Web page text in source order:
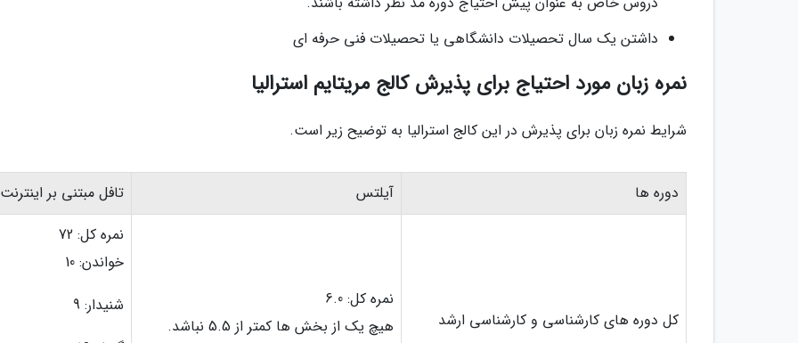
داشتن یک سال تحصیلات دانشگاهی یا تحصیلات فنی حرفه ای
نمره زبان مورد احتیاج برای پذیرش کالج مریتایم استرالیا
شرایط نمره زبان برای پذیرش در این کالج استرالیا به توضیح زیر است.
دوره ها آیلتس تافل مبتنی بر اینترنت
کل دوره های کارشناسی و کارشناسی ارشد
نمره کل: 6.0
هیچ یک از بخش ها کمتر از 5.5 نباشد.
نمره کل: 72
خواندن: 10
شنیدار: 9